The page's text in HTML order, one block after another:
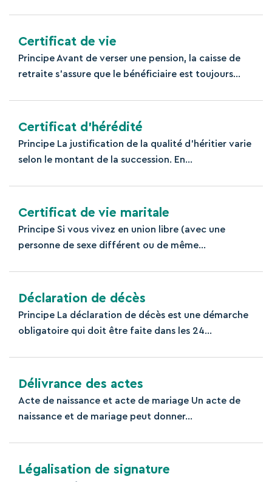
Certificat de vie
Principe Avant de verser une pension, la caisse de
retraite s’assure que le bénéficiaire est toujours...
Certificat d’hérédité
Principe La justification de la qualité d'héritier varie
selon le montant de la succession. En...
Certificat de vie maritale
Principe Si vous vivez en union libre (avec une
personne de sexe différent ou de même...
Déclaration de décès
Principe La déclaration de décès est une démarche
obligatoire qui doit être faite dans les 24...
Délivrance des actes
Acte de naissance et acte de mariage Un acte de
naissance et de mariage peut donner...
Légalisation de signature